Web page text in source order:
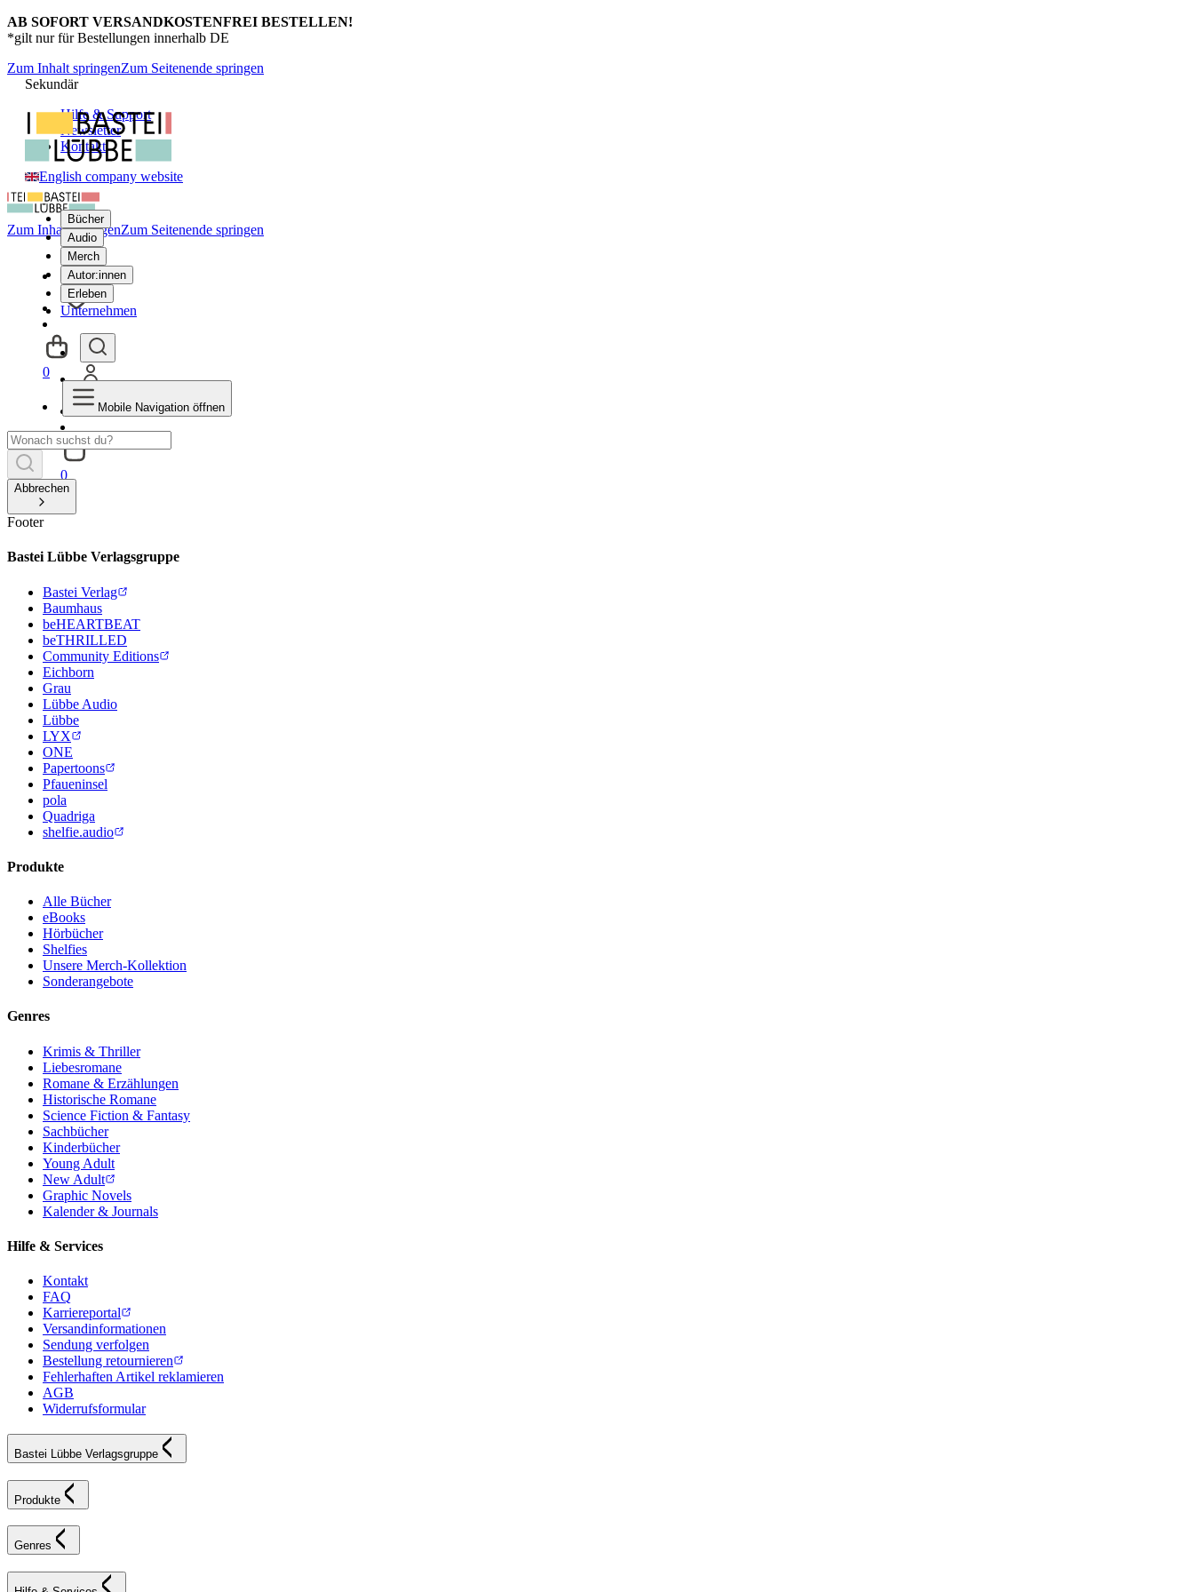
AB SOFORT VERSANDKOSTENFREI BESTELLEN!
*gilt nur für Bestellungen innerhalb DE
Zum Inhalt springenZum Seitenende springen
Sekundär
Hilfe & Support
Newsletter
Kontakt
English company website
Bücher
Audio
Merch
Autor:innen
Erleben
Unternehmen
0
Zum Inhalt springenZum Seitenende springen
0
Mobile Navigation öffnen
Abbrechen
Footer
Bastei Lübbe Verlagsgruppe
Bastei Verlag
Baumhaus
beHEARTBEAT
beTHRILLED
Community Editions
Eichborn
Grau
Lübbe Audio
Lübbe
LYX
ONE
Papertoons
Pfaueninsel
pola
Quadriga
shelfie.audio
Produkte
Alle Bücher
eBooks
Hörbücher
Shelfies
Unsere Merch-Kollektion
Sonderangebote
Genres
Krimis & Thriller
Liebesromane
Romane & Erzählungen
Historische Romane
Science Fiction & Fantasy
Sachbücher
Kinderbücher
Young Adult
New Adult
Graphic Novels
Kalender & Journals
Hilfe & Services
Kontakt
FAQ
Karriereportal
Versandinformationen
Sendung verfolgen
Bestellung retournieren
Fehlerhaften Artikel reklamieren
AGB
Widerrufsformular
Bastei Lübbe Verlagsgruppe
Produkte
Genres